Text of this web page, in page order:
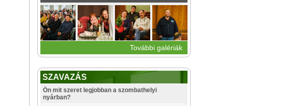
További galériák
SZAVAZÁS
Ön mit szeret legjobban a szombathelyi
nyárban?